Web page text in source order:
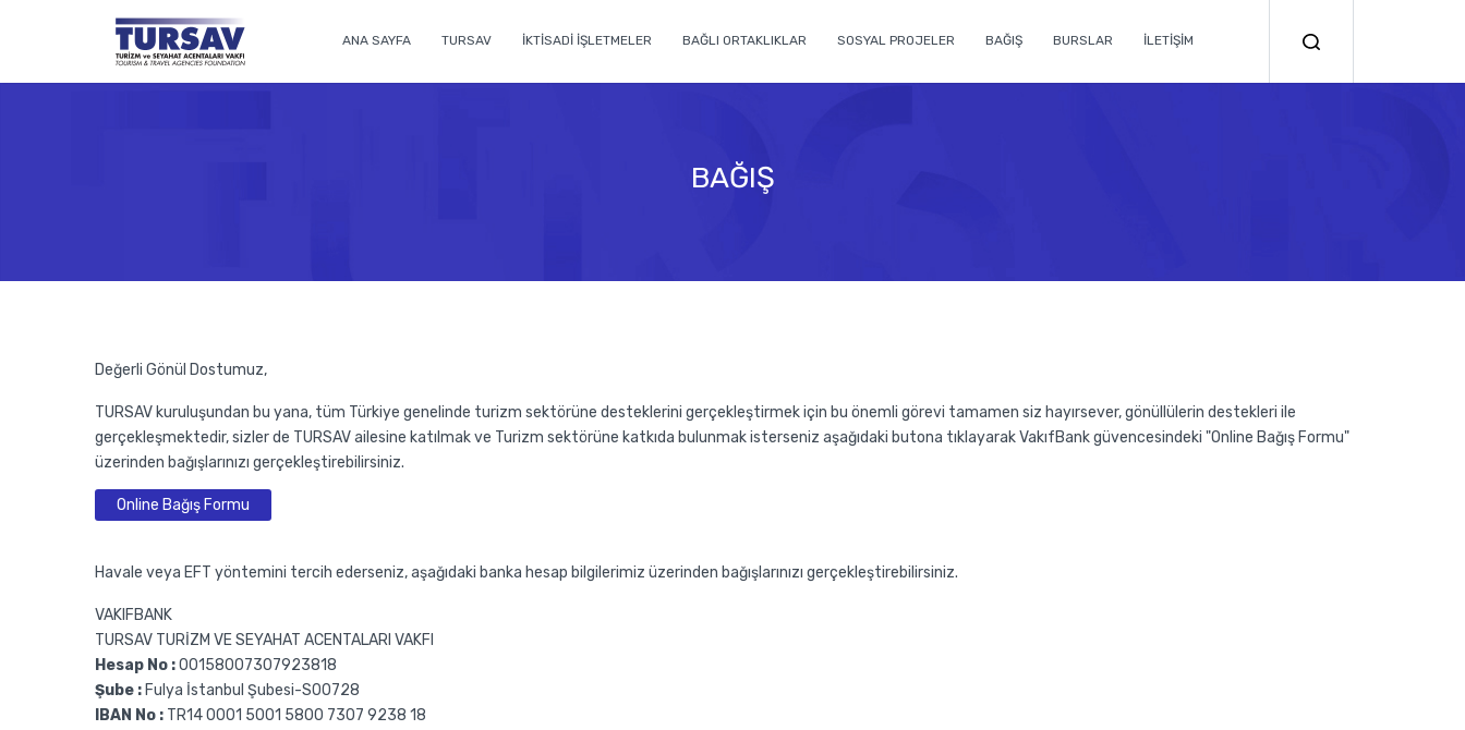
ANA SAYFA TURSAV İKTİSADİ İŞLETMELER BAĞLI ORTAKLIKLAR SOSYAL PROJELER BAĞIŞ BURSLAR İLETİŞİM
BAĞIŞ
Değerli Gönül Dostumuz,
TURSAV kuruluşundan bu yana, tüm Türkiye genelinde turizm sektörüne desteklerini gerçekleştirmek için bu önemli görevi tamamen siz hayırsever, gönüllülerin destekleri ile
gerçekleşmektedir, sizler de TURSAV ailesine katılmak ve Turizm sektörüne katkıda bulunmak isterseniz aşağıdaki butona tıklayarak VakıfBank güvencesindeki "Online Bağış Formu"
üzerinden bağışlarınızı gerçekleştirebilirsiniz.
Online Bağış Formu
Havale veya EFT yöntemini tercih ederseniz, aşağıdaki banka hesap bilgilerimiz üzerinden bağışlarınızı gerçekleştirebilirsiniz.
VAKIFBANK
TURSAV TURİZM VE SEYAHAT ACENTALARI VAKFI
Hesap No :00158007307923818
Şube : Fulya İstanbul Şubesi-S00728
IBAN No : TR14 0001 5001 5800 7307 9238 18